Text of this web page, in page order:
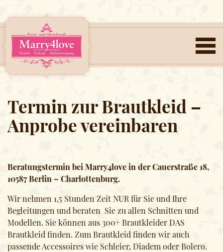
Termin zur Brautkleid –
Anprobe vereinbaren
Beratungstermin bei Marry4love in der Cauerstraße 18,
10587 Berlin – Charlottenburg.
Wir nehmen 1,5 Stunden Zeit NUR für Sie und Ihre
Begleitungen und beraten Sie zu allen Schnitten und
Modellen. Sie können aus 300+ Brautkleider DAS
Brautkleid finden. Zum Brautkleid finden wir auch
passende Accessoires wie Schleier, Diadem oder Bolero.